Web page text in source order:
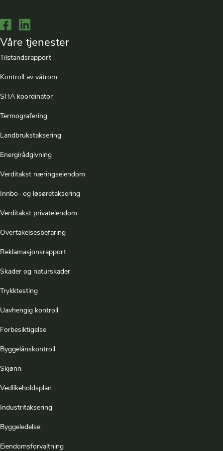
Lenke til Facebook
Lenke til LinkedIn
Våre tjenester
Tilstandsrapport
Kontroll av våtrom
SHA koordinator
Termografering
Landbrukstaksering
Energirådgivning
Verditakst næringseiendom
Innbo- og løsøretaksering
Verditakst privateiendom
Overtakelsesbefaring
Reklamasjonsrapport
Skader og naturskader
Trykktesting
Uavhengig kontroll
Forbesiktigelse
Byggelånskontroll
Skjønn
Vedlikeholdsplan
Industritaksering
Byggeledelse
Eiendomsforvaltning